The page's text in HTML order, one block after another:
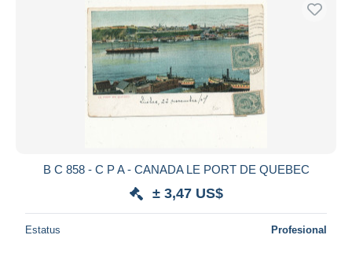
B C 858 - C P A - CANADA LE PORT DE QUEBEC
± 3,47 US$
Estatus Profesional